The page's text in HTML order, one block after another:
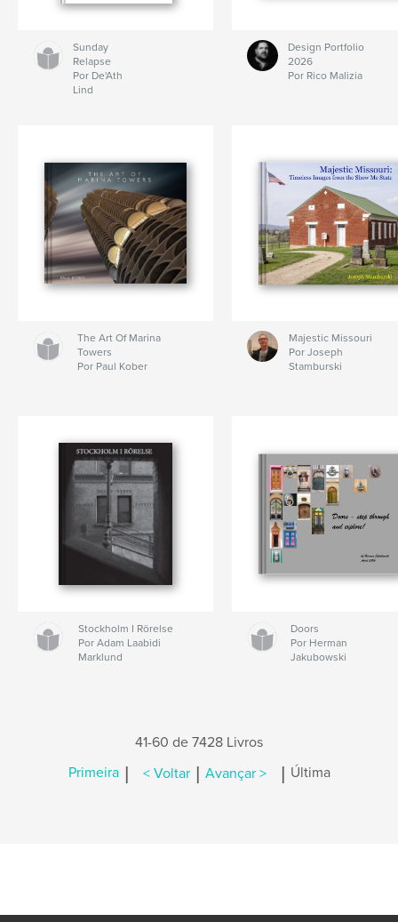
Sunday
Relapse
Por De'Ath
Lind
Design Portfolio
2026
Por Rico Malizia
The Art Of Marina
Towers
Por Paul Kober
Majestic Missouri
Por Joseph
Stamburski
Stockholm I Rörelse
Por Adam Laabidi
Marklund
Doors
Por Herman
Jakubowski
41-60 de 7428 Livros
Primeira | < Voltar | Avançar > | Última